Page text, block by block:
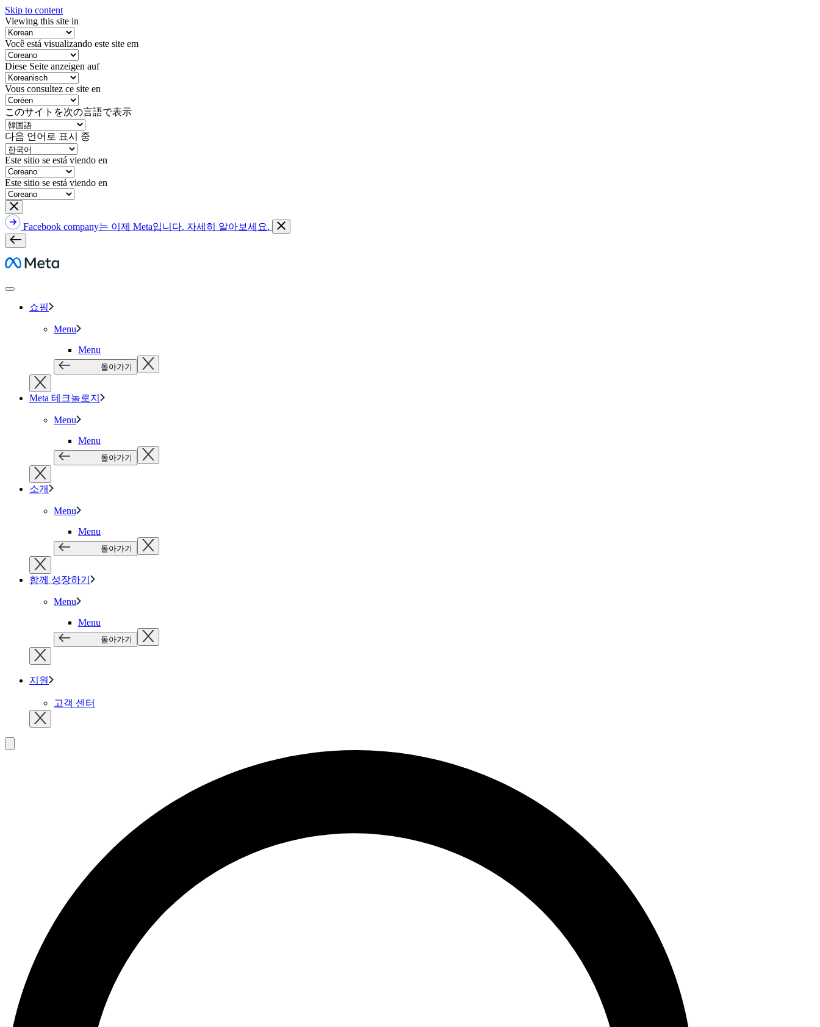
Skip to content
Viewing this site in
Você está visualizando este site em
Diese Seite anzeigen auf
Vous consultez ce site en
このサイトを次の言語で表示
다음 언어로 표시 중
Este sitio se está viendo en
Este sitio se está viendo en
Facebook company는 이제 Meta입니다. 자세히 알아보세요.
Meta
쇼핑
Menu
Menu
돌아가기
Meta 테크놀로지
Menu
Menu
돌아가기
소개
Menu
Menu
돌아가기
함께 성장하기
Menu
Menu
돌아가기
지원
고객 센터